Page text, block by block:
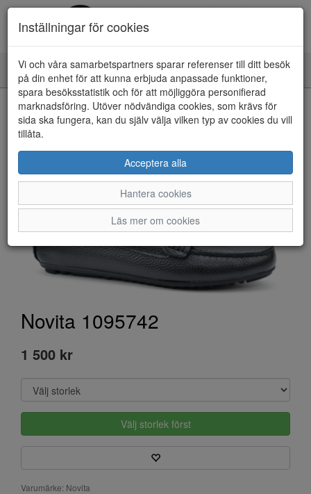
Toggle
navigation
HEM
Novita 1095742
1 500 kr
Välj storlek först
Varumärke: Novita
Inställningar för cookies
Vi och våra samarbetspartners sparar referenser till ditt besök
på din enhet för att kunna erbjuda anpassade funktioner,
spara besöksstatistik och för att möjliggöra personifierad
marknadsföring. Utöver nödvändiga cookies, som krävs för
sida ska fungera, kan du själv välja vilken typ av cookies du vill
tillåta.
Acceptera alla
Hantera cookies
Läs mer om cookies